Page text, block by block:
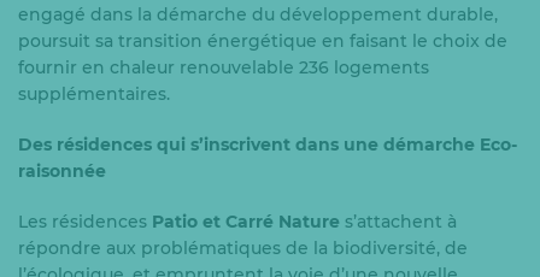
engagé dans la démarche du développement durable,
poursuit sa transition énergétique en faisant le choix de
fournir en chaleur renouvelable 236 logements
supplémentaires.
Des résidences qui s’inscrivent dans une démarche Eco-
raisonnée
Les résidences Patio et Carré Nature s’attachent à
répondre aux problématiques de la biodiversité, de